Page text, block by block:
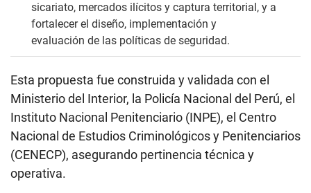
sicariato, mercados ilícitos y captura territorial, y a
fortalecer el diseño, implementación y
evaluación de las políticas de seguridad.
Esta propuesta fue construida y validada con el
Ministerio del Interior, la Policía Nacional del Perú, el
Instituto Nacional Penitenciario (INPE), el Centro
Nacional de Estudios Criminológicos y Penitenciarios
(CENECP), asegurando pertinencia técnica y
operativa.